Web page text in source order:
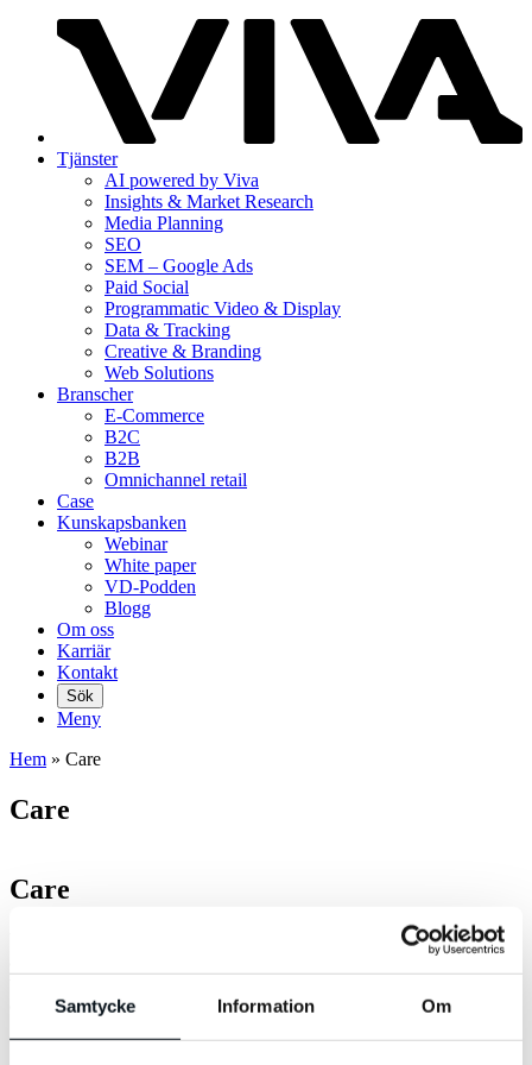
Samtycke Information Om
Tjänster
AI powered by Viva
Insights & Market Research
Media Planning
SEO
SEM – Google Ads
Paid Social
Programmatic Video & Display
Data & Tracking
Creative & Branding
Web Solutions
Branscher
E-Commerce
B2C
B2B
Omnichannel retail
Case
Kunskaps­banken
Webinar
White paper
VD-Podden
Blogg
Om oss
Karriär
Kontakt
Sök
Meny
Hem » Care
Care
Care
Vi bryr oss om vår omvärld och vill göra skillnad. Genom vårt CSR-
arbete, Care, vill vi hjälpa dem som inte är lika lyckligt lottade som
alla i samhället.